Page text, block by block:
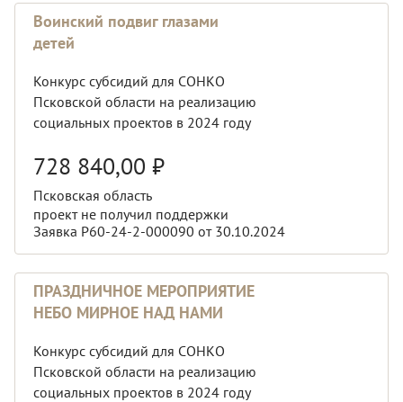
Воинский подвиг глазами
детей
Конкурс субсидий для СОНКО
Псковской области на реализацию
социальных проектов в 2024 году
728 840,00 ₽
Псковская область
проект не получил поддержки
Заявка Р60-24-2-000090 от 30.10.2024
ПРАЗДНИЧНОЕ МЕРОПРИЯТИЕ
НЕБО МИРНОЕ НАД НАМИ
Конкурс субсидий для СОНКО
Псковской области на реализацию
социальных проектов в 2024 году